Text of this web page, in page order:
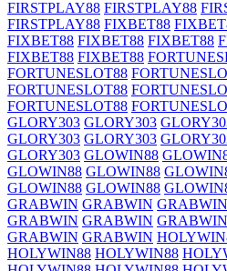
FIRSTPLAY88 FIRSTPLAY88
FIRSTPLAY88 FIXBET88
FIXBET88 FIXBET88 FIXBET88
FIXBET88 FIXBET88
FORTUNESLOT88
FORTUNESLOT88
FORTUNESLOT88
GLORY303 GLORY303
GLORY303 GLORY303
GLORY303 GLOWIN88
GLOWIN88 GLOWIN88
GLOWIN88 GLOWIN88
GRABWIN GRABWIN GRABWIN
GRABWIN GRABWIN GRABWIN
GRABWIN GRABWIN
HOLYWIN88 HOLYWIN88